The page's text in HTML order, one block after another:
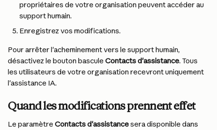
propriétaires de votre organisation peuvent accéder au
support humain.
Enregistrez vos modifications.
Pour arrêter l'acheminement vers le support humain,
désactivez le bouton bascule Contacts d'assistance. Tous
les utilisateurs de votre organisation recevront uniquement
l'assistance IA.
Quand les modifications prennent effet
Le paramètre Contacts d'assistance sera disponible dans